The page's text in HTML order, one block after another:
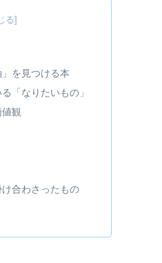
を見つける本
「なりたいもの」
観
合わさったもの